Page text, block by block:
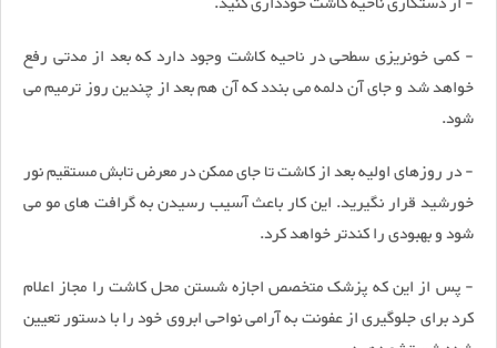
- کمی خونریزی سطحی در ناحیه کاشت وجود دارد که بعد از مدتی رفع
خواهد شد و جای آن دلمه می بندد که آن هم بعد از چندین روز ترمیم می
شود.
- در روزهای اولیه بعد از کاشت تا جای ممکن در معرض تابش مستقیم نور
خورشید قرار نگیرید. این کار باعث آسیب رسیدن به گرافت های مو می
شود و بهبودی را کندتر خواهد کرد.
- پس از این که پزشک متخصص اجازه شستن محل کاشت را مجاز اعلام
کرد برای جلوگیری از عفونت به آرامی نواحی ابروی خود را با دستور تعیین